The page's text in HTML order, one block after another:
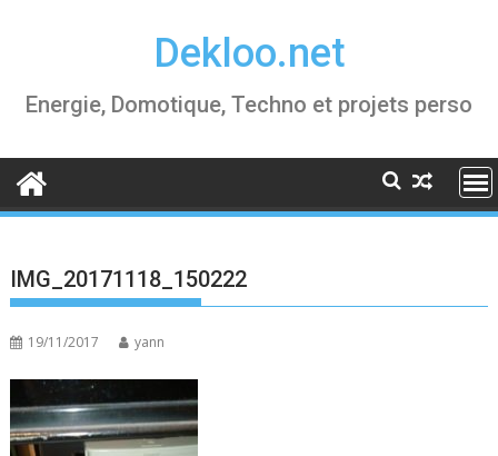
Dekloo.net
Energie, Domotique, Techno et projets perso
IMG_20171118_150222
19/11/2017 yann